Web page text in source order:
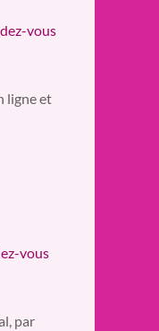
vous
ligne et
vous
par